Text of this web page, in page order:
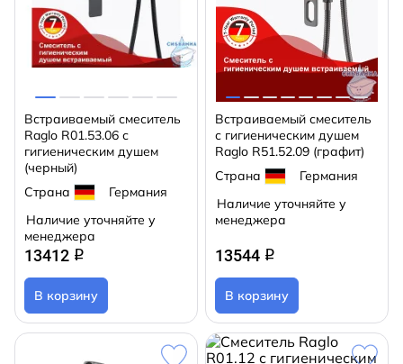
Встраиваемый смеситель
Raglo R01.53.06 с
гигиеническим душем
(черный)
Страна
Германия
Наличие уточняйте у
менеджера
13412 q
В корзину
Встраиваемый смеситель
с гигиеническим душем
Raglo R51.52.09 (графит)
Страна
Германия
Наличие уточняйте у
менеджера
13544 q
В корзину